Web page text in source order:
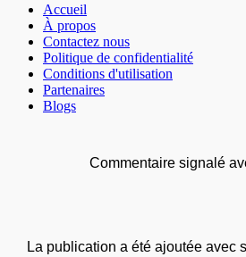
Accueil
À propos
Contactez nous
Politique de confidentialité
Conditions d'utilisation
Partenaires
Blogs
Commentaire signalé
La publication a été ajoutée avec